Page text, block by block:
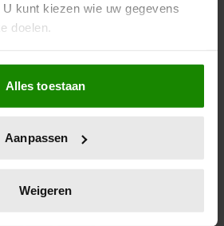
kunt kiezen wie uw gegevens
doelen.
we ook graag:
over uw geografische
paar meter nauwkeurig kan zijn
eigenschappen (fingerprinting)
in het
Alles toestaan
Aanpassen
Weigeren